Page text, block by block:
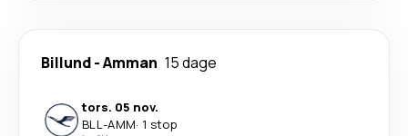
Billund-Amman 15 dage
tors. 05 nov.
BLL-AMM· 1 stop